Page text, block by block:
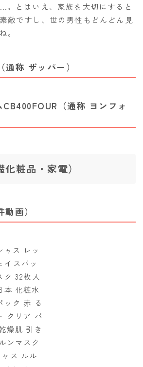
。とはいえ、家族を大切にすると
敵ですし、世の男性もどんどん見
。
称 ザッパー）
（通称 ヨンフォ
粧品・家電）
画）
ャス レッ
イスパッ
ク 32枚入
本 化粧水
ック 赤 る
クリア バ
燥肌 引き
ンマスク
ス ルル